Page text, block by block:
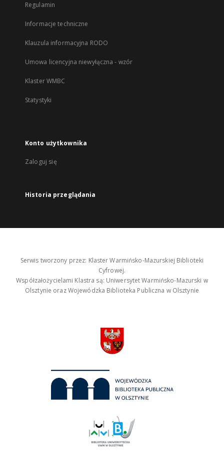
Regulamin
Informacje techniczne
Klauzula informacyjna RODO
Umowa licencyjna niewyłączna - wzór
Klaster WMBC
Statystyki
Konto użytkownika
Zaloguj się
Historia przeglądania
Serwis tworzony przez: Klaster Warmińsko-Mazurskiej Biblioteki
Cyfrowej.
Współzałożycielami Klastra są: Uniwersytet Warmińsko-Mazurski w
Olsztynie oraz Wojewódzka Biblioteka Publiczna w Olsztynie